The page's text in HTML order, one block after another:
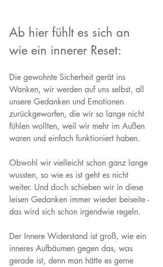
Ab hier fühlt es sich an
wie ein innerer Reset:
Die gewohnte Sicherheit gerät ins
Wanken, wir werden auf uns selbst, all
unsere Gedanken und Emotionen
zurückgeworfen, die wir so lange nicht
fühlen wollten, weil wir mehr im Außen
waren und einfach funktioniert haben.
Obwohl wir vielleicht schon ganz lange
wussten, so wie es ist geht es nicht
weiter. Und doch schieben wir in diese
leisen Gedanken immer wieder beiseite -
das wird sich schon irgendwie regeln.
Der Innere Widerstand ist groß, wie ein
inneres Aufbäumen gegen das, was
gerade ist, denn man hätte es gerne